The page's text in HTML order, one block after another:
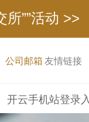
””活动 >>
质量发展
公司邮箱 友情链接
开云手机站登录